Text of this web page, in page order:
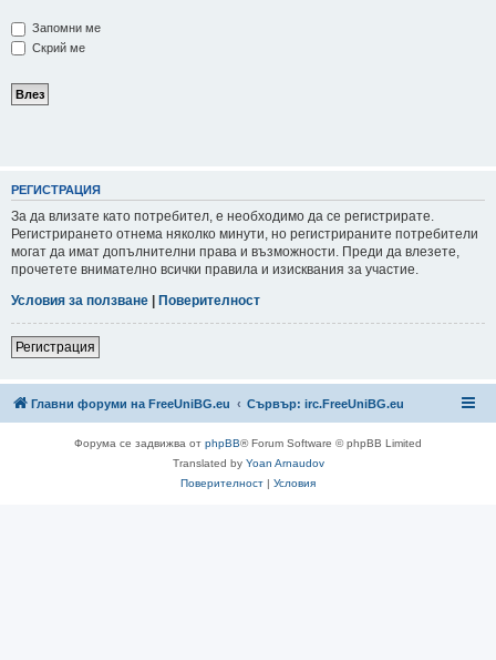
Запомни ме
Скрий ме
РЕГИСТРАЦИЯ
За да влизате като потребител, е необходимо да се регистрирате.
Регистрирането отнема няколко минути, но регистрираните потребители
могат да имат допълнителни права и възможности. Преди да влезете,
прочетете внимателно всички правила и изисквания за участие.
Условия за ползване | Поверителност
Регистрация
Главни форуми на FreeUniBG.eu Сървър: irc.FreeUniBG.eu
Форума се задвижва от phpBB® Forum Software © phpBB Limited
Translated by Yoan Arnaudov
Поверителност | Условия